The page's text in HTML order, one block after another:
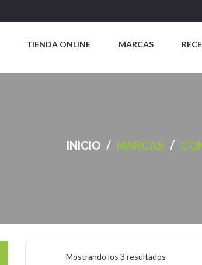
TIENDA ONLINE MARCAS
INICIO / MARCAS /
Mostrando los 3 resultados